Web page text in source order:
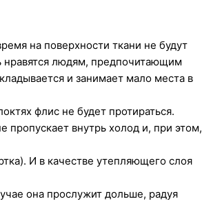
на поверхности ткани не будут
нравятся людям, предпочитающим
и занимает мало места в
флис не будет протираться.
пропускает внутрь холод и, при этом,
И в качестве утепляющего слоя
она прослужит дольше, радуя